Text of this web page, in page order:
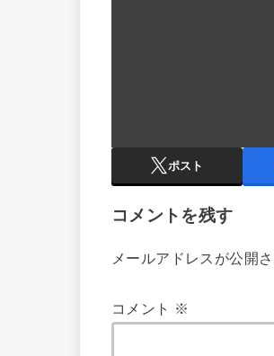
ポスト
コメントを残す
メールアドレスが公開
コメント ※